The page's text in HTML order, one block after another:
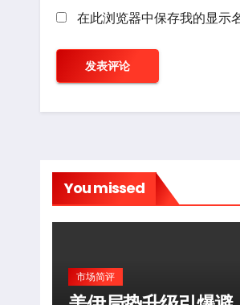
在此浏览器中保存我的显示
You missed
市场简评